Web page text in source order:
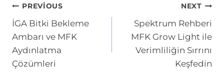
Yazı
gezinmesi
PREVIOUS
İGA Bitki Bekleme
Ambarı ve MFK
Aydınlatma
Çözümleri
NEXT
Spektrum Rehberi
MFK Grow Light ile
Verimliliğin Sırrını
Keşfedin